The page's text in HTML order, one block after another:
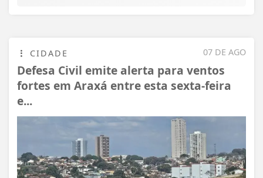
07 DE AGO
CIDADE
Defesa Civil emite alerta para ventos
fortes em Araxá entre esta sexta-feira
e...